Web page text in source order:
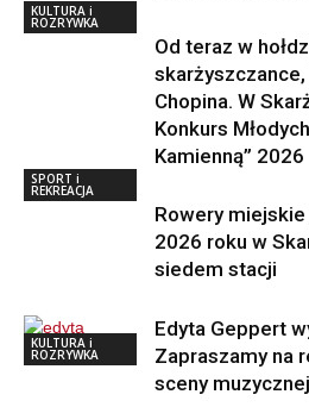
KULTURA i
ROZRYWKA
Od teraz w
skarżyszczance,
Chopina. W
Konkurs
Kamienną” 2026
SPORT i
REKREACJA
Rowery
2026 roku w
siedem stacji
KULTURA i
ROZRYWKA
Edyta Geppert
Zapraszamy na
sceny muzycznej